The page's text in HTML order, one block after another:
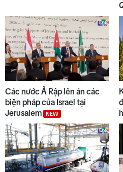
Quảng
Trường
năm học
Từ 14/8,
Quảng
phí NEW
Các nước Ả Rập lên án các
biện pháp của Israel tại
Jerusalem
NEW